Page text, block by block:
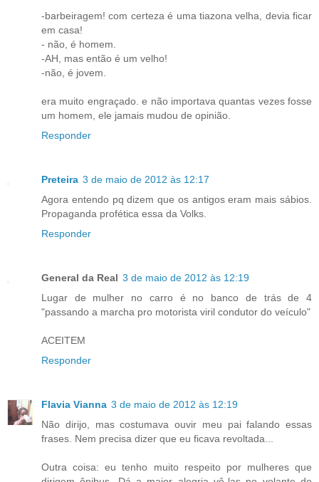
-barbeiragem! com certeza é uma tiazona velha, devia ficar
em casa!
- não, é homem.
-AH, mas então é um velho!
-não, é jovem.
era muito engraçado. e não importava quantas vezes fosse
um homem, ele jamais mudou de opinião.
Responder
Preteira 3 de maio de 2012 às 12:17
Agora entendo pq dizem que os antigos eram mais sábios.
Propaganda profética essa da Volks.
Responder
General da Real 3 de maio de 2012 às 12:19
Lugar de mulher no carro é no banco de trás de 4
"passando a marcha pro motorista viril condutor do veículo"
ACEITEM
Responder
Flavia Vianna 3 de maio de 2012 às 12:19
Não dirijo, mas costumava ouvir meu pai falando essas
frases. Nem precisa dizer que eu ficava revoltada...
Outra coisa: eu tenho muito respeito por mulheres que